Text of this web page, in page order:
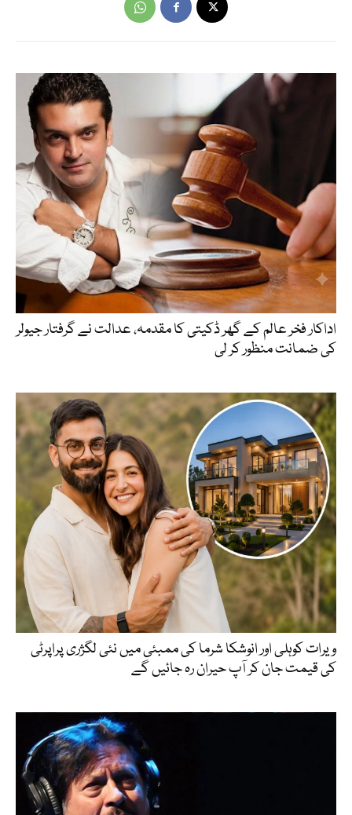
اداکار فخر عالم کے گھر ڈکیتی کا مقدمہ، عدالت نے گرفتار جیولر
کی ضمانت منظور کر لی
ویرات کوہلی اور انوشکا شرما کی ممبئی میں نئی لگژری پراپرٹی
کی قیمت جان کر آپ حیران رہ جائیں گے